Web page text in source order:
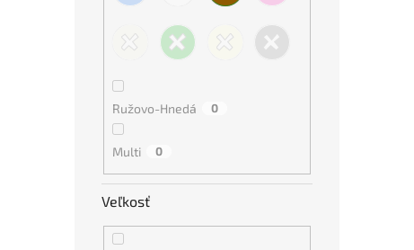
Ružovo-Hnedá 0
Multi 0
Veľkosť